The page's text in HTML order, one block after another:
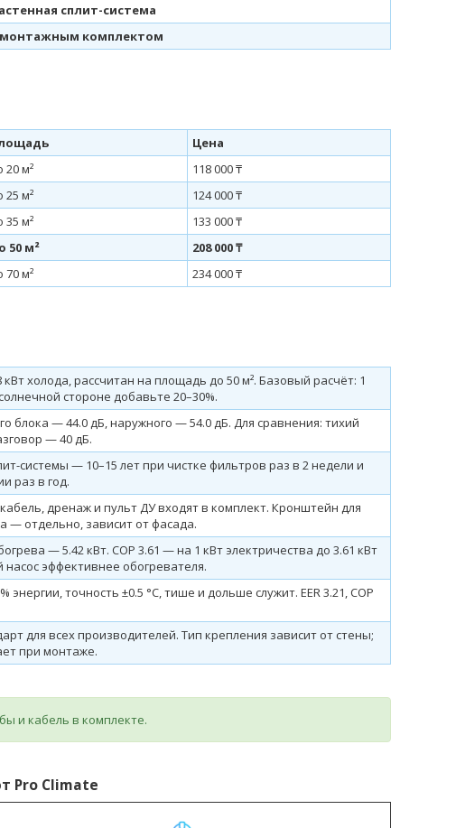
сплит-система
комплектом
Цена
20 м²
118 000 ₸
25 м²
124 000 ₸
35 м²
133 000 ₸
50 м²
208 000 ₸
70 м² 234 000 ₸
кВт холода, рассчитан на площадь до 50 м². Базовый расчёт: 1
стороне добавьте 20–30%.
блока — 44.0 дБ, наружного — 54.0 дБ. Для сравнения: тихий
— 40 дБ.
системы — 10–15 лет при чистке фильтров раз в 2 недели и
раз в год.
дренаж и пульт ДУ входят в комплект. Кронштейн для
— отдельно, зависит от фасада.
— 5.42 кВт. COP 3.61 — на 1 кВт электричества до 3.61 кВт
насос эффективнее обогревателя.
энергии, точность ±0.5 °C, тише и дольше служит. EER 3.21, COP
для всех производителей. Тип крепления зависит от стены;
при монтаже.
и кабель в комплекте.
Pro Climate